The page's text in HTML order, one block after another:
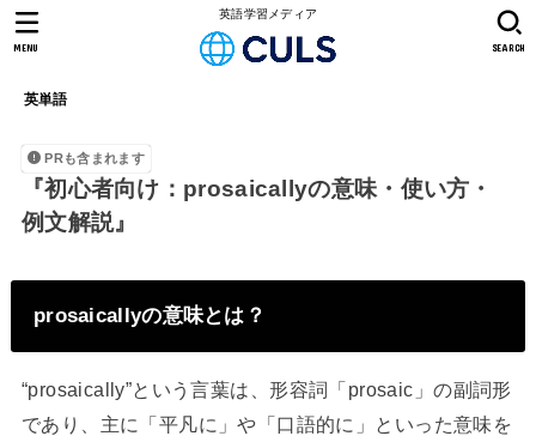
英語学習メディア
英単語
SEARCH
MENU
PRも含まれます
『初心者向け：prosaicallyの意味・使い方・
例文解説』
prosaicallyの意味とは？
“prosaically”という言葉は、形容詞「prosaic」の副詞形
であり、主に「平凡に」や「口語的に」といった意味を